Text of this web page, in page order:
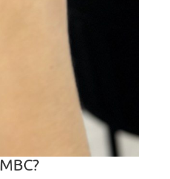
МВС?